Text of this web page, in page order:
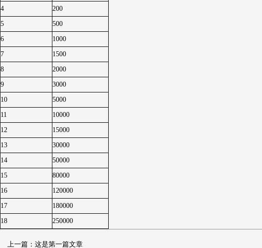
4 200
5 500
6 1000
7 1500
8 2000
9 3000
10 5000
11 10000
12 15000
13 30000
14 50000
15 80000
16 120000
17 180000
18 250000
上一篇：这是第一篇文章